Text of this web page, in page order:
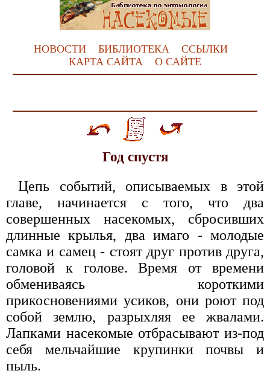
НОВОСТИ БИБЛИОТЕКА
ССЫЛКИ
КАРТА САЙТА
О САЙТЕ
Год спустя
Цепь событий, описываемых в этой
главе, начинается с того, что два
совершенных насекомых, сбросивших
длинные крылья, два имаго - молодые
самка и самец - стоят друг против друга,
головой к голове. Время от времени
обмениваясь короткими
прикосновениями усиков, они роют под
собой землю, разрыхляя ее жвалами.
Лапками насекомые отбрасывают из-под
себя мельчайшие крупинки почвы и
пыль.